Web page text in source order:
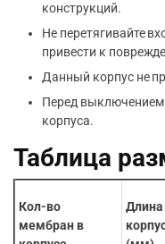
конструкций.
Не перетягивайте
привести к
Данный корпус не
Перед выключением
корпуса.
Таблица
Кол-во
мембран в
Длина